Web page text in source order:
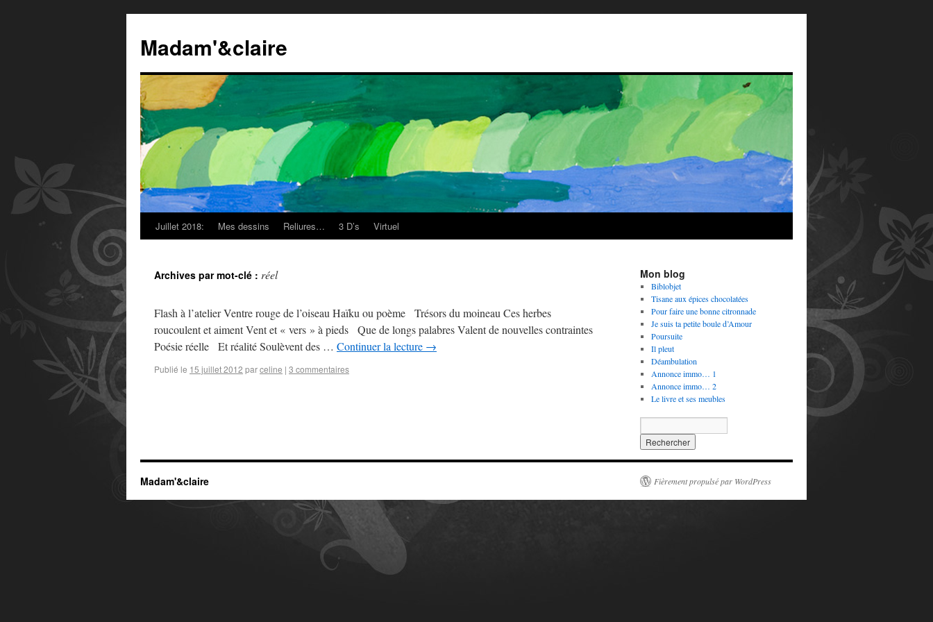
Madam'&claire
Juillet 2018: Mes dessins Reliures… 3 D’s Virtuel
Archives par mot-clé : réel
Flash à l’atelier Ventre rouge de l’oiseau Haïku ou poème Trésors du moineau Ces herbes
roucoulent et aiment Vent et « vers » à pieds Que de longs palabres Valent de nouvelles contraintes
Poésie réelle Et réalité Soulèvent des … Continuer la lecture →
Publié le 15 juillet 2012 parceline | 3 commentaires
Mon blog
Biblobjet
Tisane aux épices chocolatées
Pour faire une bonne citronnade
Je suis ta petite boule d’Amour
Poursuite
Il pleut
Déambulation
Annonce immo… 1
Annonce immo… 2
Le livre et ses meubles
Madam'&claire Fièrement propulsé par WordPress